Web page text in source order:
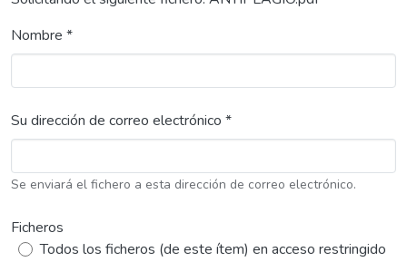
Nombre *
Su dirección de correo electrónico *
Se enviará el fichero a esta dirección de correo electrónico.
Ficheros
Todos los ficheros (de este ítem) en acceso restringido